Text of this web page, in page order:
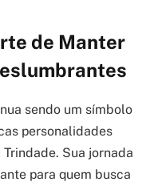
de Manter
sendo um símbolo
personalidades
Sua jornada
para quem busca